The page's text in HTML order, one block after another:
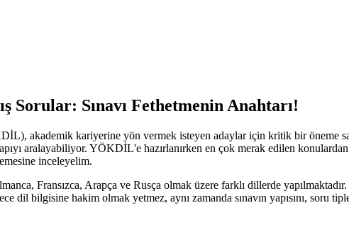
Sorular: Sınavı Fethetmenin Anahtarı!
akademik kariyerine yön vermek isteyen adaylar için kritik bir öneme
aralayabiliyor. YÖKDİL'e hazırlanırken en çok merak edilen
inceleyelim.
Fransızca, Arapça ve Rusça olmak üzere farklı dillerde
dil bilgisine hakim olmak yetmez, aynı zamanda sınavın yapısını,